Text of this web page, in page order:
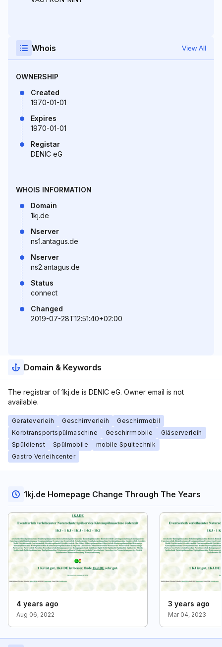
Whois View All
OWNERSHIP
Created
1970-01-01
Expires
1970-01-01
Registar
DENIC eG
WHOIS INFORMATION
Domain
1kj.de
Nserver
ns1.antagus.de
Nserver
ns2.antagus.de
Status
connect
Changed
2019-07-28T12:51:40+02:00
Domain & Keywords
The registrar of 1kj.de is DENIC eG. Owner email is not
available.
Geräteverleih Geschirrverleih
Geschirrmobil
Korbtransportspülmaschine
Geschirrmobile
Gläserverleih
Spüldienst
Spülmobile
mobile Spültechnik
Gastro Verleihcenter
1kj.de Homepage Change Through The Years
4 years ago
Aug 06, 2022
3 years ago
Mar 04, 2023